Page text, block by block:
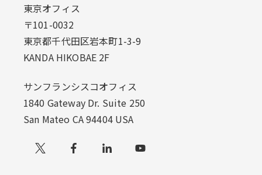
東京オフィス
〒101-0032
東京都千代田区岩本町1-3-9
KANDA HIKOBAE 2F
サンフランシスコオフィス
1840 Gateway Dr. Suite 250
San Mateo CA 94404 USA
Xでフォローする